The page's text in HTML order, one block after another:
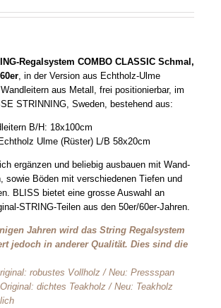
Regalsystem COMBO CLASSIC Schmal,
, in der Version aus Echtholz-Ulme
aus Metall, frei positionierbar, im
STRINNING, Sweden, bestehend aus:
B/H: 18x100cm
Ulme (Rüster) L/B 58x20cm
ergänzen und beliebig ausbauen mit Wand-
sowie Böden mit verschiedenen Tiefen und
BLISS bietet eine grosse Auswahl an
STRING-Teilen aus den 50er/60er-Jahren.
Jahren wird das String Regalsystem
jedoch in anderer Qualität. Dies sind die
robustes Vollholz / Neu: Pressspan
dichtes Teakholz / Neu: Teakholz